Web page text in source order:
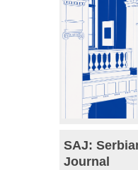
SAJ:
Journal